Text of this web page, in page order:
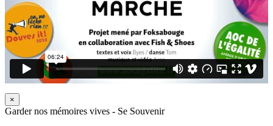
×
Garder nos mémoires vives - Se Souvenir